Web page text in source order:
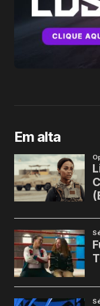
Em alta